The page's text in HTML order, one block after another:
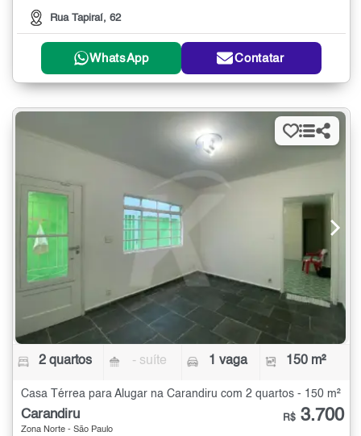
Rua Tapiraí, 62
WhatsApp Contatar
2 quartos - suíte 1 vaga 150 m²
Casa Térrea para Alugar na Carandiru com 2 quartos - 150 m²
Carandiru
Zona Norte - São Paulo
R$ 3.700